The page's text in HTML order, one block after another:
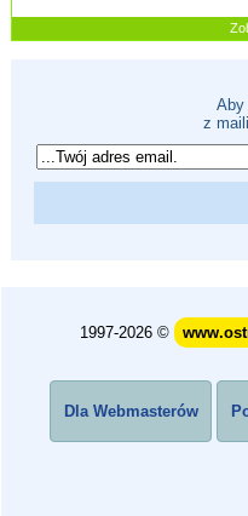
Aby
z
1997-2026 ©
Dla Webmasterów